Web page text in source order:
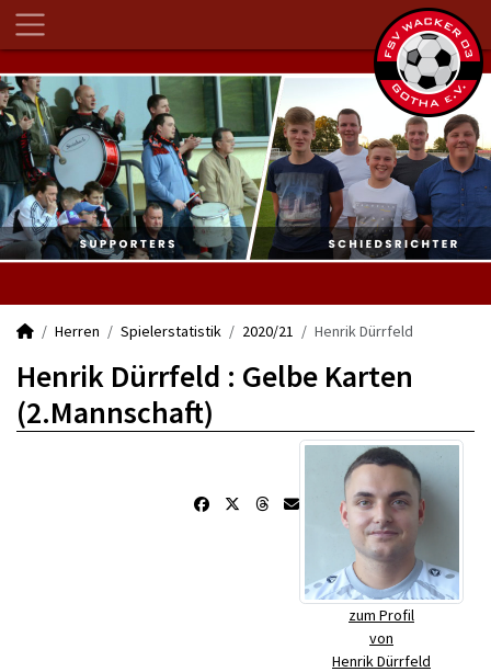
Herren Spielerstatistik 2020/21 Henrik Dürrfeld
Henrik Dürrfeld : Gelbe Karten
(2.Mannschaft)
zum Profil
von
Henrik Dürrfeld